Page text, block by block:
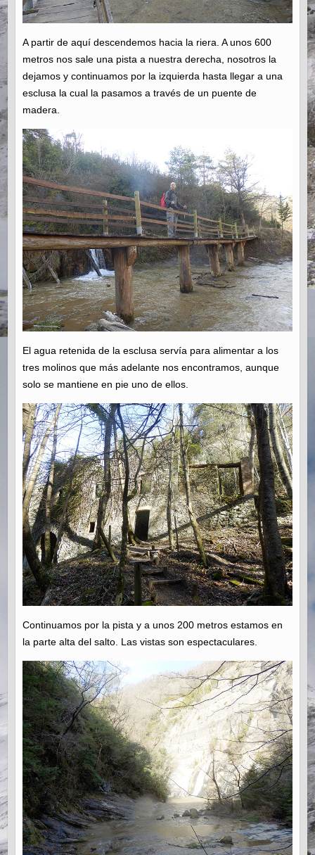
A partir de aquí descendemos hacia la riera. A unos 600
metros nos sale una pista a nuestra derecha, nosotros la
dejamos y continuamos por la izquierda hasta llegar a una
esclusa la cual la pasamos a través de un puente de
madera.
El agua retenida de la esclusa servía para alimentar a los
tres molinos que más adelante nos encontramos, aunque
solo se mantiene en pie uno de ellos.
Continuamos por la pista y a unos 200 metros estamos en
la parte alta del salto. Las vistas son espectaculares.